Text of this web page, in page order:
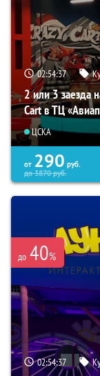
02:54:36
2 или 3 заезда
Cart в ТЦ
ЦСКА
от 290 руб.
до3870руб.
до 40%
02:54:36